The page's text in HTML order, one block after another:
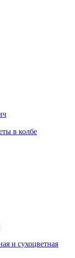
в колбе
и сухоцветная